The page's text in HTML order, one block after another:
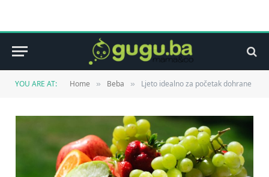
YOU ARE AT: Home » Beba » Ljeto idealno za početak dohrane